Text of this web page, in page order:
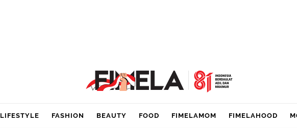
LIFESTYLE FASHION BEAUTY FOOD FIMELAMOM FIMELAHOOD